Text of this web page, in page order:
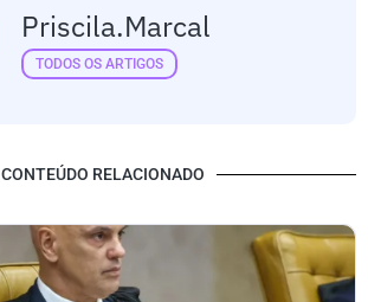
Priscila.marcal
TODOS OS ARTIGOS
CONTEÚDO RELACIONADO